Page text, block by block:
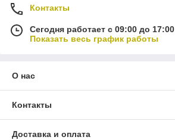
Контакты
Сегодня работает с 09:00 до 17:00
Показать весь график работы
О нас
Контакты
Доставка и оплата